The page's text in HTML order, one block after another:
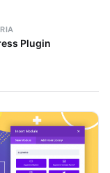
Plugin